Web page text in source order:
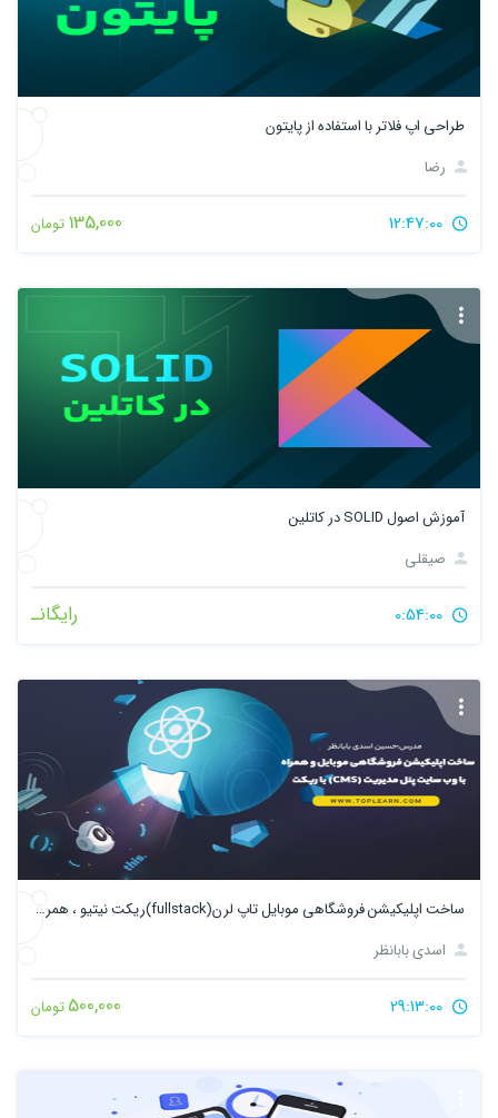
طراحی اپ فلاتر با استفاده از پایتون
رضا
135,000تومان
آموزش اصول SOLID در کاتلین
صیقلی
رایگانـ
ساخت اپلیکیشن فروشگاهی موبایل تاپ لرن(fullstack)ریکت نیتیو ، همراه با وب سایت پنل مدیریت (cms) با ریکت
اسدی بابانظر
500,000تومان